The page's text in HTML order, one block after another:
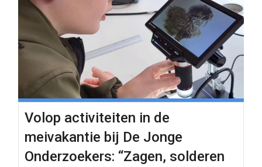
Volop activiteiten in de
meivakantie bij De Jonge
Onderzoekers: “Zagen, solderen